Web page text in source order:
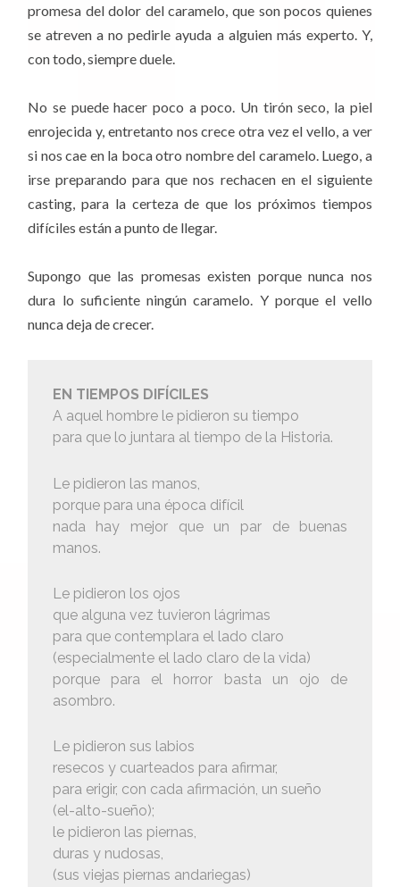
promesa del dolor del caramelo, que son pocos quienes
se atreven a no pedirle ayuda a alguien más experto. Y,
con todo, siempre duele.
No se puede hacer poco a poco. Un tirón seco, la piel
enrojecida y, entretanto nos crece otra vez el vello, a ver
si nos cae en la boca otro nombre del caramelo. Luego, a
irse preparando para que nos rechacen en el siguiente
casting, para la certeza de que los próximos tiempos
difíciles están a punto de llegar.
Supongo que las promesas existen porque nunca nos
dura lo suficiente ningún caramelo. Y porque el vello
nunca deja de crecer.
EN TIEMPOS DIFÍCILES
A aquel hombre le pidieron su tiempo
para que lo juntara al tiempo de la Historia.
Le pidieron las manos,
porque para una época difícil
nada hay mejor que un par de buenas
manos.
Le pidieron los ojos
que alguna vez tuvieron lágrimas
para que contemplara el lado claro
(especialmente el lado claro de la vida)
porque para el horror basta un ojo de
asombro.
Le pidieron sus labios
resecos y cuarteados para afirmar,
para erigir, con cada afirmación, un sueño
(el-alto-sueño);
le pidieron las piernas,
duras y nudosas,
(sus viejas piernas andariegas)